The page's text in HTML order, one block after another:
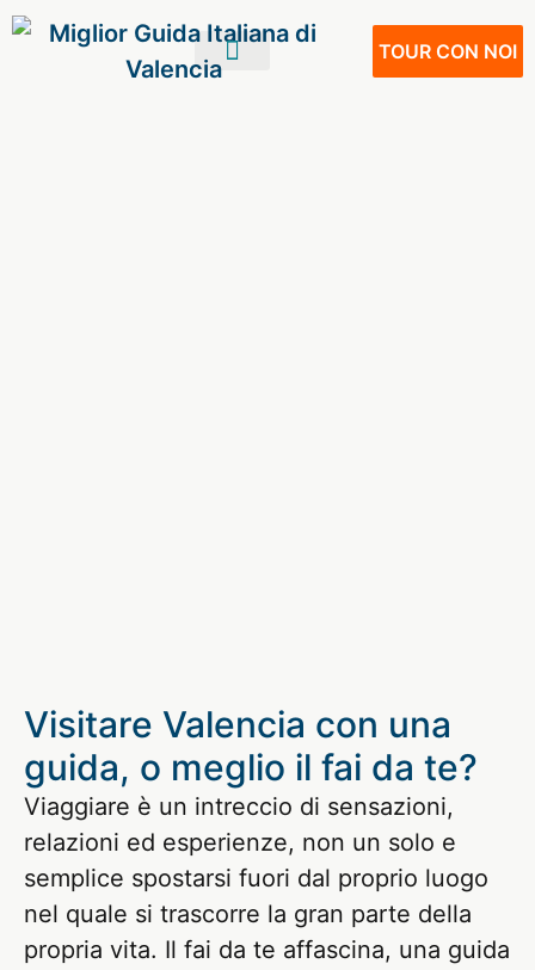
TOUR CON NOI
Visitare Valencia con una
guida, o meglio il fai da te?
Viaggiare è un intreccio di sensazioni,
relazioni ed esperienze, non un solo e
semplice spostarsi fuori dal proprio luogo
nel quale si trascorre la gran parte della
propria vita. Il fai da te affascina, una guida